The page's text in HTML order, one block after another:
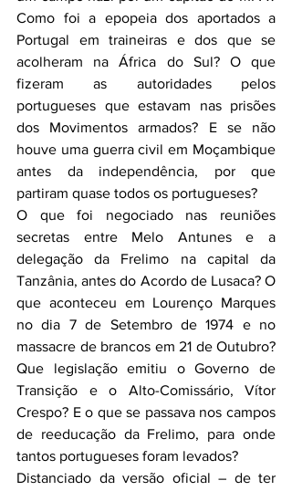
Como foi a epopeia dos aportados a
Portugal em traineiras e dos que se
acolheram na África do Sul? O que
fizeram as autoridades pelos
portugueses que estavam nas prisões
dos Movimentos armados? E se não
houve uma guerra civil em Moçambique
antes da independência, por que
partiram quase todos os portugueses?
O que foi negociado nas reuniões
secretas entre Melo Antunes e a
delegação da Frelimo na capital da
Tanzânia, antes do Acordo de Lusaca? O
que aconteceu em Lourenço Marques
no dia 7 de Setembro de 1974 e no
massacre de brancos em 21 de Outubro?
Que legislação emitiu o Governo de
Transição e o Alto-Comissário, Vítor
Crespo? E o que se passava nos campos
de reeducação da Frelimo, para onde
tantos portugueses foram levados?
Distanciado da versão oficial – de ter